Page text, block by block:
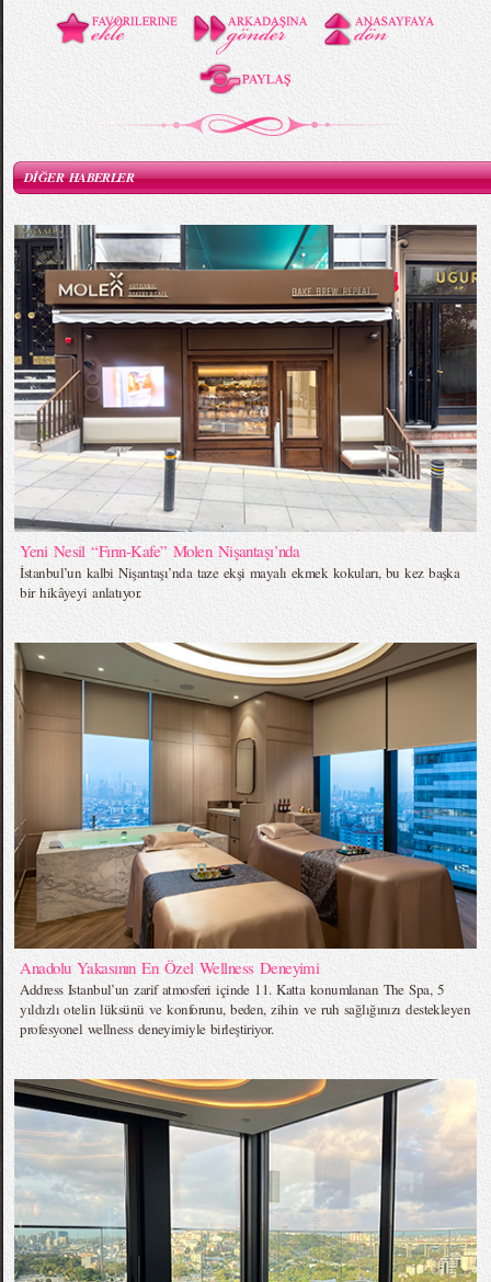
DİĞER HABERLER
Yeni Nesil “Fırın-Kafe” Molen Nişantaşı’nda
İstanbul’un kalbi Nişantaşı’nda taze ekşi mayalı ekmek kokuları, bu kez başka
bir hikâyeyi anlatıyor.
Anadolu Yakasının En Özel Wellness Deneyimi
Address Istanbul’un zarif atmosferi içinde 11. Katta konumlanan The Spa, 5
yıldızlı otelin lüksünü ve konforunu, beden, zihin ve ruh sağlığınızı destekleyen
profesyonel wellness deneyimiyle birleştiriyor.